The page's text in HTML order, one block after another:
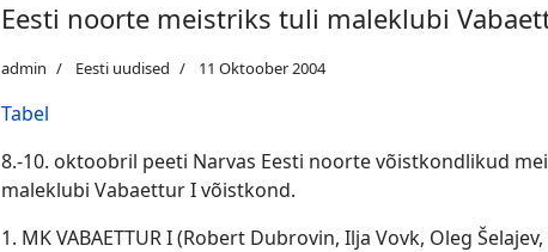
Eesti noorte meistriks tuli maleklubi
admin Eesti uudised 11 Oktoober 2004
Tabel
8.-10. oktoobril peeti Narvas Eesti noorte võistkondlikud
maleklubi Vabaettur I võistkond.
1. MK VABAETTUR I (Robert Dubrovin, Ilja Vovk, Oleg